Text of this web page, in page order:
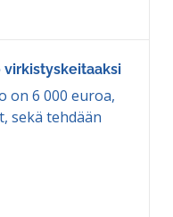
on 6 000 euroa,
sekä tehdään